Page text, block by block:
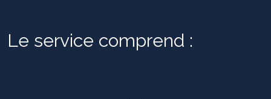
Le service comprend :